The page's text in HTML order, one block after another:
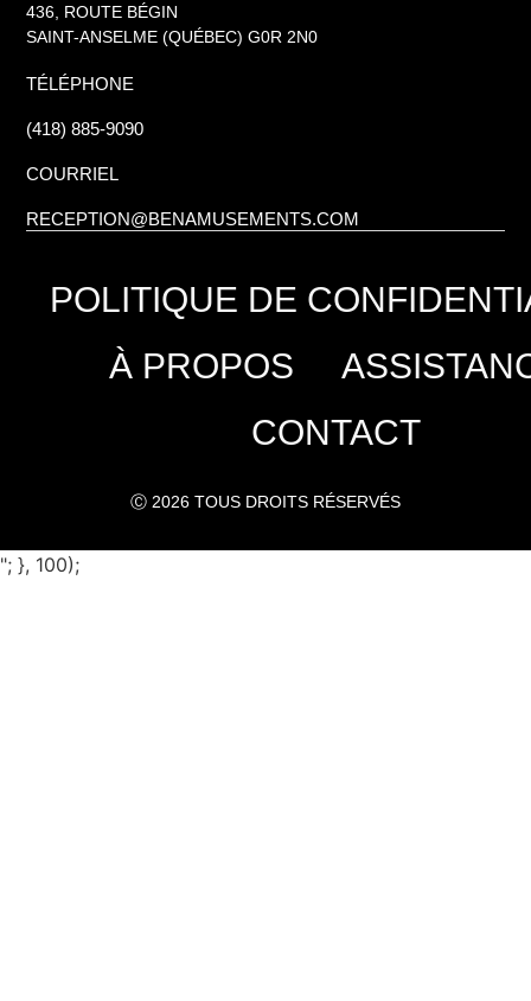
436, ROUTE BÉGIN
SAINT-ANSELME (QUÉBEC) G0R 2N0
TÉLÉPHONE
(418) 885-9090
COURRIEL
RECEPTION@BENAMUSEMENTS.COM
POLITIQUE DE
À PROPOS
CONTACT
Ⓒ 2026 TOUS DROITS RÉSERVÉS
"; }, 100);